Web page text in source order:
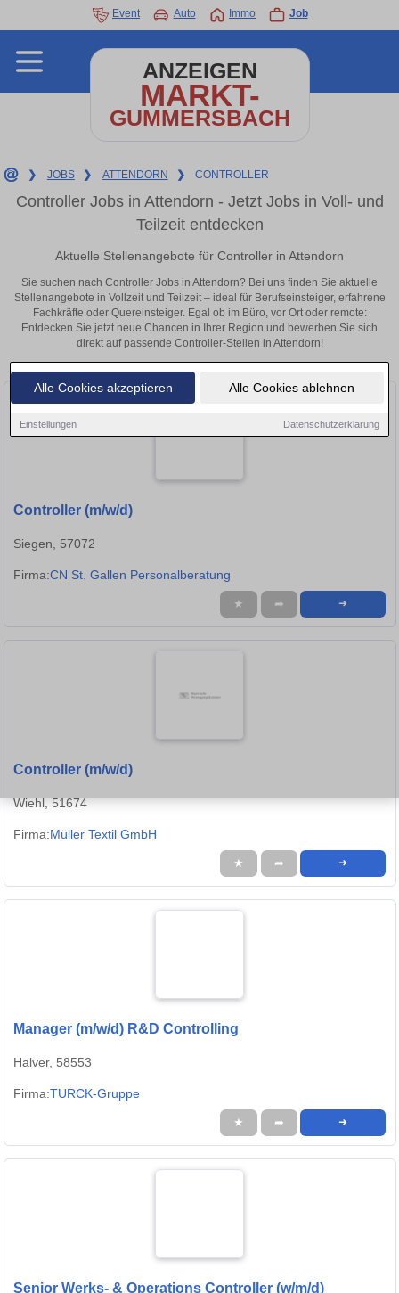
Alle Cookies akzeptieren Alle Cookies ablehnen
Einstellungen Datenschutzerklärung
Event Auto Immo Job
ANZEIGEN
MARKT-
GUMMERSBACH
❯ JOBS ❯ ATTENDORN ❯ CONTROLLER
Controller Jobs in Attendorn - Jetzt Jobs in Voll- und
Teilzeit entdecken
Aktuelle Stellenangebote für Controller in Attendorn
Sie suchen nach Controller Jobs in Attendorn? Bei uns finden Sie aktuelle
Stellenangebote in Vollzeit und Teilzeit – ideal für Berufseinsteiger, erfahrene
Fachkräfte oder Quereinsteiger. Egal ob im Büro, vor Ort oder remote:
Entdecken Sie jetzt neue Chancen in Ihrer Region und bewerben Sie sich
direkt auf passende Controller-Stellen in Attendorn!
Controller (m/w/d)
Siegen, 57072
Firma:CN St. Gallen Personalberatung
★ ➦ ➜
Controller (m/w/d)
Wiehl, 51674
Firma:Müller Textil GmbH
★ ➦ ➜
Manager (m/w/d) R&D Controlling
Halver, 58553
Firma:TURCK-Gruppe
★ ➦ ➜
Senior Werks- & Operations Controller (w/m/d)